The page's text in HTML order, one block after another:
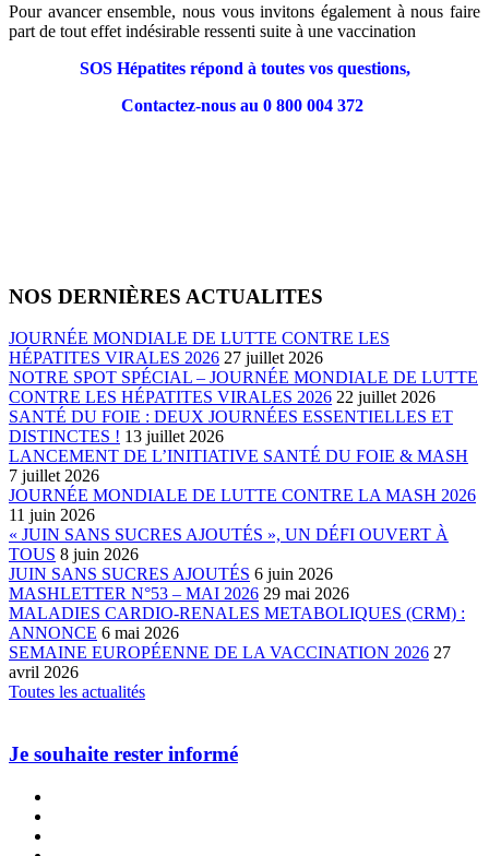
Pour avancer ensemble, nous vous invitons également à nous faire
part de tout effet indésirable ressenti suite à une vaccination
SOS Hépatites répond à toutes vos questions,
Contactez-nous au 0 800 004 372
NOS DERNIÈRES ACTUALITES
JOURNÉE MONDIALE DE LUTTE CONTRE LES
HÉPATITES VIRALES 2026 27 juillet 2026
NOTRE SPOT SPÉCIAL – JOURNÉE MONDIALE DE LUTTE
CONTRE LES HÉPATITES VIRALES 2026 22 juillet 2026
SANTÉ DU FOIE : DEUX JOURNÉES ESSENTIELLES ET
DISTINCTES ! 13 juillet 2026
LANCEMENT DE L’INITIATIVE SANTÉ DU FOIE & MASH
7 juillet 2026
JOURNÉE MONDIALE DE LUTTE CONTRE LA MASH 2026
11 juin 2026
« JUIN SANS SUCRES AJOUTÉS », UN DÉFI OUVERT À
TOUS 8 juin 2026
JUIN SANS SUCRES AJOUTÉS 6 juin 2026
MASHLETTER N°53 – MAI 2026 29 mai 2026
MALADIES CARDIO-RENALES METABOLIQUES (CRM) :
ANNONCE 6 mai 2026
SEMAINE EUROPÉENNE DE LA VACCINATION 2026 27
avril 2026
Toutes les actualités
Je souhaite rester informé